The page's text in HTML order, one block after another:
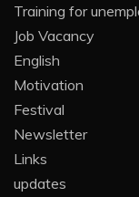
Training for
Job Vacancy
English
Motivation
Festival
Newsletter
Links
updates